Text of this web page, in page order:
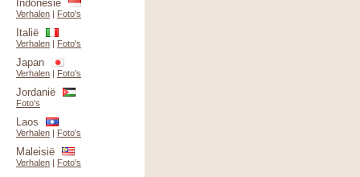
Indonesië
Verhalen | Foto's
Italië
Verhalen | Foto's
Japan
Verhalen | Foto's
Jordanië
Foto's
Laos
Verhalen | Foto's
Maleisië
Verhalen | Foto's